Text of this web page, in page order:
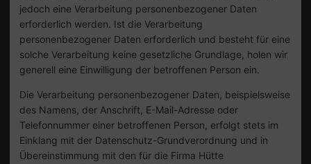
jedoch eine Verarbeitung personenbezogener Daten
erforderlich werden. Ist die Verarbeitung
personenbezogener Daten erforderlich und besteht für eine
solche Verarbeitung keine gesetzliche Grundlage, holen wir
generell eine Einwilligung der betroffenen Person ein.
Die Verarbeitung personenbezogener Daten, beispielsweise
des Namens, der Anschrift, E-Mail-Adresse oder
Telefonnummer einer betroffenen Person, erfolgt stets im
Einklang mit der Datenschutz-Grundverordnung und in
Übereinstimmung mit den für die Firma Hütte